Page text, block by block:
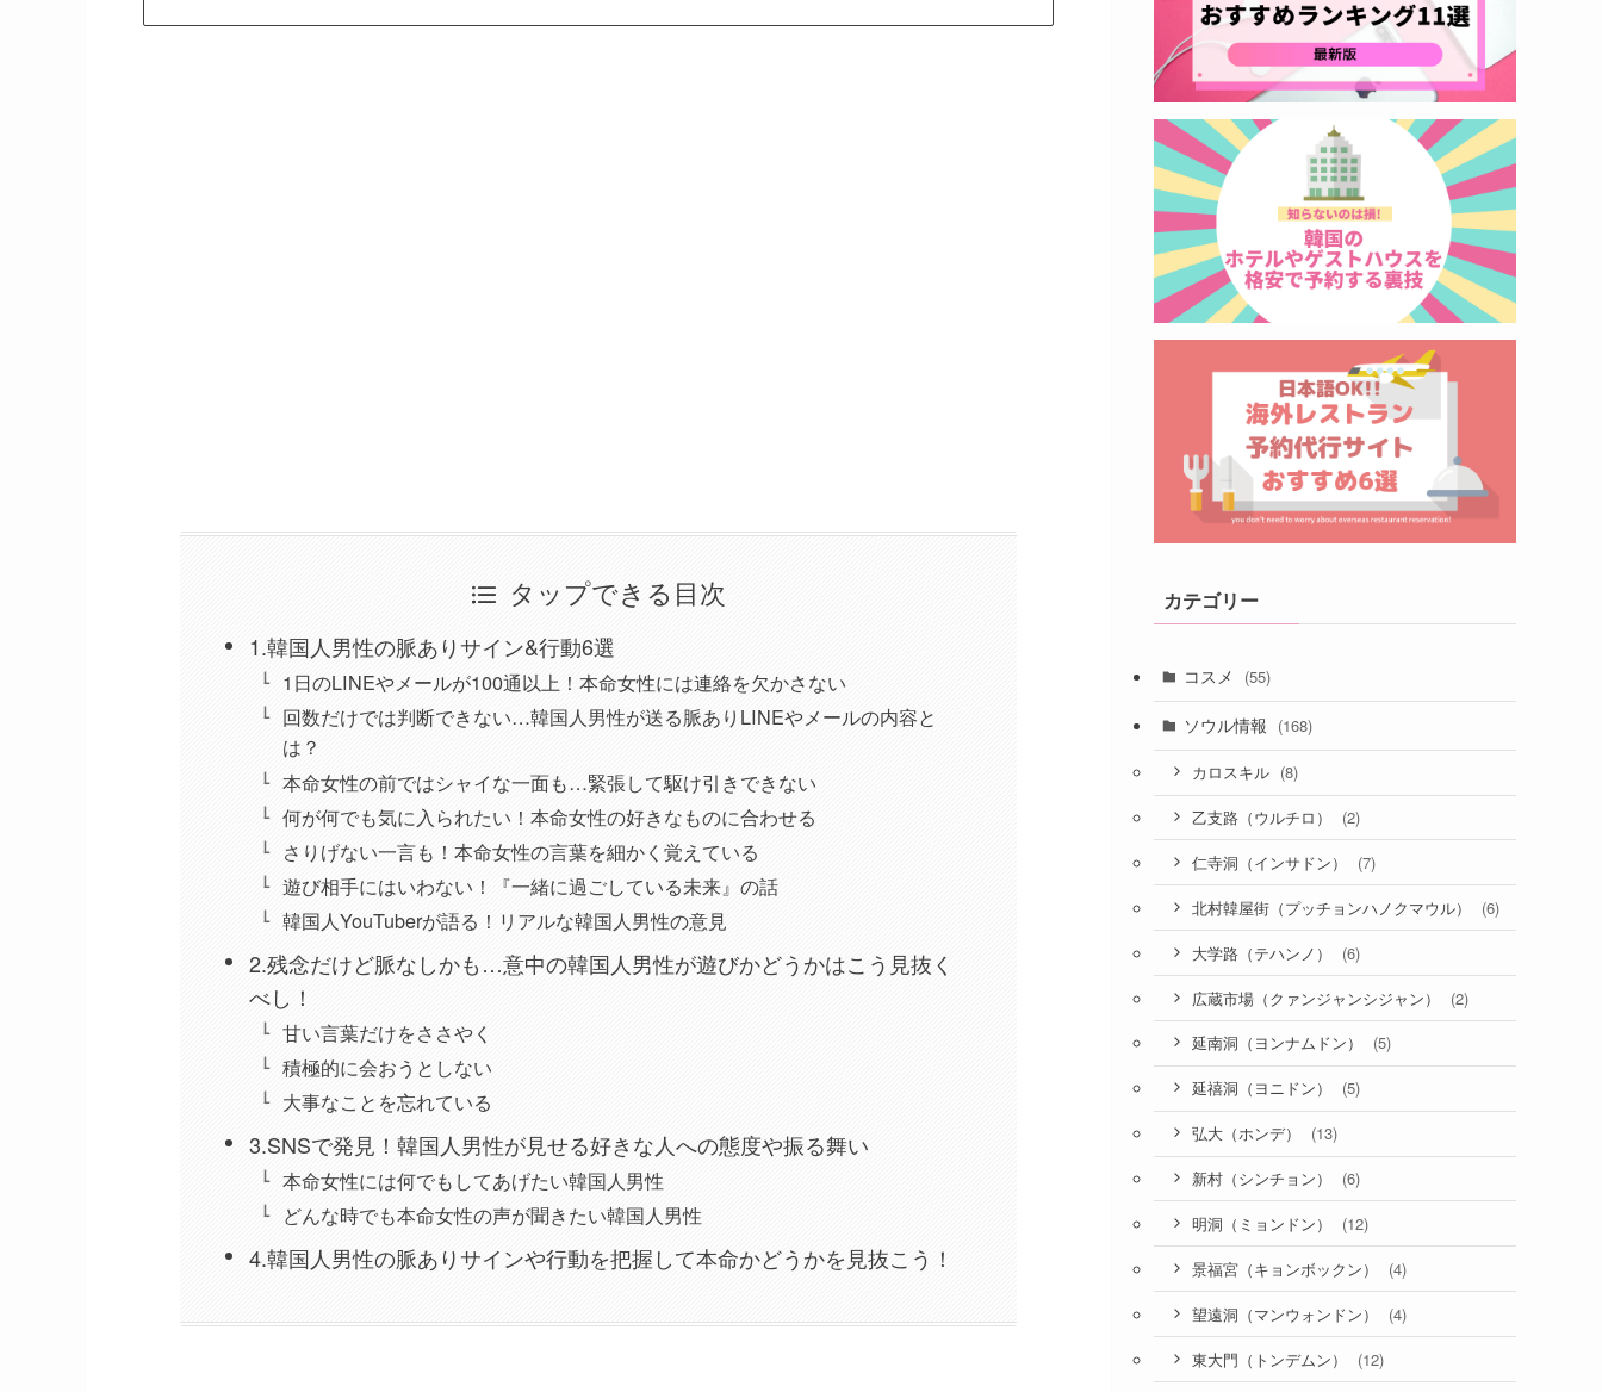
タップできる目次
1.韓国人男性の脈ありサイン&行動6選
1日のLINEやメールが100通以上！本命女性には連絡を欠かさない
回数だけでは判断できない…韓国人男性が送る脈ありLINEやメールの内容と
は？
本命女性の前ではシャイな一面も…緊張して駆け引きできない
何が何でも気に入られたい！本命女性の好きなものに合わせる
さりげない一言も！本命女性の言葉を細かく覚えている
遊び相手にはいわない！『一緒に過ごしている未来』の話
韓国人YouTuberが語る！リアルな韓国人男性の意見
2.残念だけど脈なしかも…意中の韓国人男性が遊びかどうかはこう見抜く
べし！
甘い言葉だけをささやく
積極的に会おうとしない
大事なことを忘れている
3.SNSで発見！韓国人男性が見せる好きな人への態度や振る舞い
本命女性には何でもしてあげたい韓国人男性
どんな時でも本命女性の声が聞きたい韓国人男性
4.韓国人男性の脈ありサインや行動を把握して本命かどうかを見抜こう！
カテゴリー
コスメ (55)
ソウル情報 (168)
カロスキル (8)
乙支路（ウルチロ） (2)
仁寺洞（インサドン） (7)
北村韓屋街（プッチョンハノクマウル） (6)
大学路（テハンノ） (6)
広蔵市場（クァンジャンシジャン） (2)
延南洞（ヨンナムドン） (5)
延禧洞（ヨニドン） (5)
弘大（ホンデ） (13)
新村（シンチョン） (6)
明洞（ミョンドン） (12)
景福宮（キョンボックン） (4)
望遠洞（マンウォンドン） (4)
東大門（トンデムン） (12)